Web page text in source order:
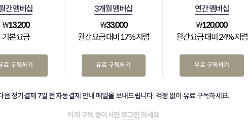
간 멤버십
₩13,200
기본 요금
료 구독하기
3개월 멤버십
₩33,000
월간 요금 대비 17% 저렴
유료 구독하기
연간 멤버십
₩120,000
월간 요금 대비 24% 저렴
유료 구독하기
음 정기결제 7일 전 자동결제 안내 메일을 보내드립니다. 걱정 없이 유료 구독하세요.
이미 구독 중이시면 로그인 하세요